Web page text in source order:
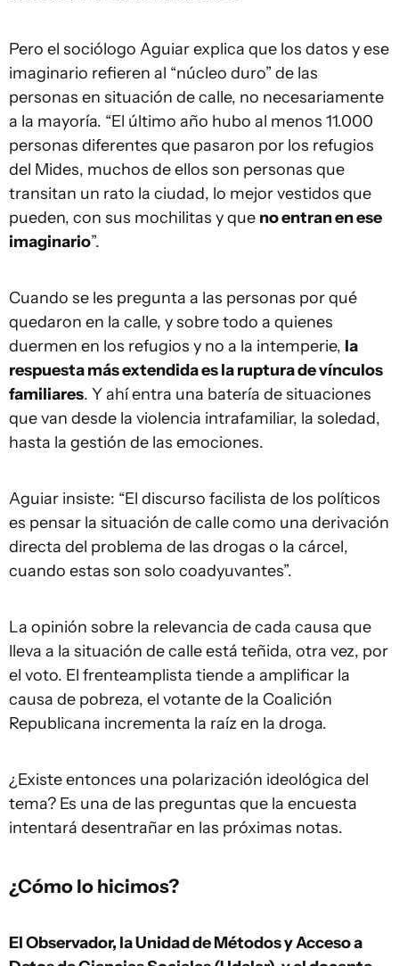
Pero el sociólogo Aguiar explica que los datos y ese
imaginario refieren al “núcleo duro” de las
personas en situación de calle, no necesariamente
a la mayoría. “El último año hubo al menos 11.000
personas diferentes que pasaron por los refugios
del Mides, muchos de ellos son personas que
transitan un rato la ciudad, lo mejor vestidos que
pueden, con sus mochilitas y que no entran en ese
imaginario”.
Cuando se les pregunta a las personas por qué
quedaron en la calle, y sobre todo a quienes
duermen en los refugios y no a la intemperie, la
respuesta más extendida es la ruptura de vínculos
familiares. Y ahí entra una batería de situaciones
que van desde la violencia intrafamiliar, la soledad,
hasta la gestión de las emociones.
Aguiar insiste: “El discurso facilista de los políticos
es pensar la situación de calle como una derivación
directa del problema de las drogas o la cárcel,
cuando estas son solo coadyuvantes”.
La opinión sobre la relevancia de cada causa que
lleva a la situación de calle está teñida, otra vez, por
el voto. El frenteamplista tiende a amplificar la
causa de pobreza, el votante de la Coalición
Republicana incrementa la raíz en la droga.
¿Existe entonces una polarización ideológica del
tema? Es una de las preguntas que la encuesta
intentará desentrañar en las próximas notas.
¿Cómo lo hicimos?
El Observador, la Unidad de Métodos y Acceso a